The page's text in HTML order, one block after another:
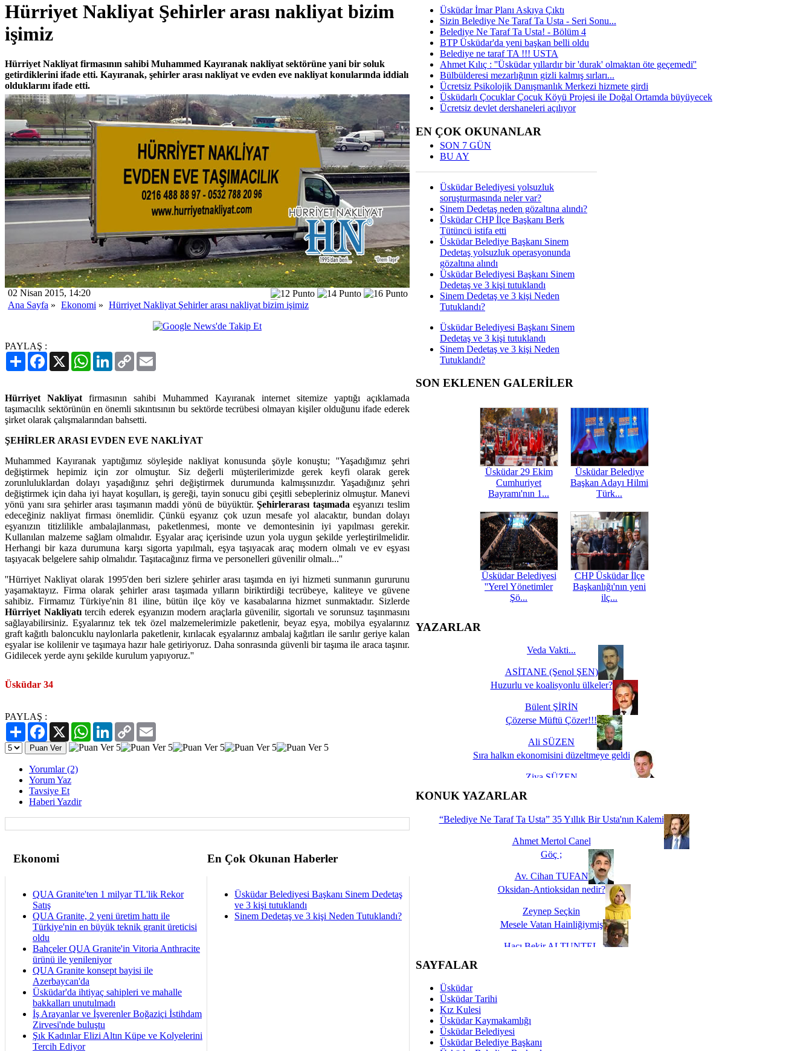
Hürriyet Nakliyat Şehirler arası nakliyat bizim
işimiz
Hürriyet Nakliyat firmasının sahibi Muhammed Kayıranak nakliyat sektörüne yani bir soluk
getirdiklerini ifade etti. Kayıranak, şehirler arası nakliyat ve evden eve nakliyat konularında iddialı
olduklarını ifade etti.
02 Nisan 2015, 14:20
Ana Sayfa » Ekonomi » Hürriyet Nakliyat Şehirler arası nakliyat bizim işimiz
PAYLAŞ :
PaylaşFacebook
X WhatsAppLinkedIn
Copy
Link
Hürriyet Nakliyat firmasının sahibi Muhammed Kayıranak internet sitemize yaptığı açıklamada
taşımacılık sektörünün en önemli sıkıntısının bu sektörde tecrübesi olmayan kişiler olduğunu ifade ederek
şirket olarak çalışmalarından bahsetti.
ŞEHİRLER ARASI EVDEN EVE NAKLİYAT
Muhammed Kayıranak yaptığımız söyleşide nakliyat konusunda şöyle konuştu; ''Yaşadığımız şehri
değiştirmek hepimiz için zor olmuştur. Siz değerli müşterilerimizde gerek keyfi olarak gerek
zorunluluklardan dolayı yaşadığınız şehri değiştirmek durumunda kalmışsınızdır. Yaşadığınız şehri
değiştirmek için daha iyi hayat koşulları, iş gereği, tayin sonucu gibi çeşitli sebepleriniz olmuştur. Manevi
yönü yanı sıra şehirler arası taşımanın maddi yönü de büyüktür.Şehirlerarası taşımada eşyanızı teslim
edeceğiniz nakliyat firması önemlidir. Çünkü eşyanız çok uzun mesafe yol alacaktır, bundan dolayı
eşyanızın titizlilikle ambalajlanması, paketlenmesi, monte ve demontesinin iyi yapılması gerekir.
Kullanılan malzeme sağlam olmalıdır. Eşyalar araç içerisinde uzun yola uygun şekilde yerleştirilmelidir.
Herhangi bir kaza durumuna karşı sigorta yapılmalı, eşya taşıyacak araç modern olmalı ve ev eşyası
taşıyacak belgelere sahip olmalıdır. Taşıtacağınız firma ve personelleri güvenilir olmalı...''
''Hürriyet Nakliyat olarak 1995'den beri sizlere şehirler arası taşımda en iyi hizmeti sunmanın gururunu
yaşamaktayız. Firma olarak şehirler arası taşımada yılların biriktirdiği tecrübeye, kaliteye ve güvene
sahibiz. Firmamız Türkiye'nin 81 iline, bütün ilçe köy ve kasabalarına hizmet sunmaktadır. Sizlerde
Hürriyet Nakliyatıtercih ederek eşyanızın modern araçlarla güvenilir, sigortalı ve sorunsuz taşınmasını
sağlayabilirsiniz. Eşyalarınız tek tek özel malzemelerimizle paketlenir, beyaz eşya, mobilya eşyalarınız
graft kağıtlı baloncuklu naylonlarla paketlenir, kırılacak eşyalarınız ambalaj kağıtları ile sarılır geriye kalan
eşyalar ise kolilenir ve taşımaya hazır hale getiriyoruz. Daha sonrasında güvenli bir taşıma ile araca taşınır.
Gidilecek yerde aynı şekilde kurulum yapıyoruz.''
Üsküdar 34
PAYLAŞ :
PaylaşFacebook
X WhatsAppLinkedIn
Copy
Link
Yorumlar (2)
Yorum Yaz
Tavsiye Et
Haberi Yazdir
Ekonomi En Çok Okunan Haberler
QUA Granite'ten 1 milyar TL'lik Rekor
Satış
QUA Granite, 2 yeni üretim hattı ile
Türkiye'nin en büyük teknik granit üreticisi
oldu
Bahçeler QUA Granite'in Vitoria Anthracite
ürünü ile yenileniyor
QUA Granite konsept bayisi ile
Azerbaycan'da
Üsküdar'da ihtiyaç sahipleri ve mahalle
bakkalları unutulmadı
İş Arayanlar ve İşverenler Boğaziçi İstihdam
Zirvesi'nde buluştu
Şık Kadınlar Elizi Altın Küpe ve Kolyelerini
Tercih Ediyor
Üsküdar Belediyesi Başkanı Sinem Dedetaş
ve 3 kişi tutuklandı
Sinem Dedetaş ve 3 kişi Neden Tutuklandı?
Üsküdar İmar Planı Askıya Çıktı
Sizin Belediye Ne Taraf Ta Usta - Seri Sonu...
Belediye Ne Taraf Ta Usta! - Bölüm 4
BTP Üsküdar'da yeni başkan belli oldu
Belediye ne taraf TA !!! USTA
Ahmet Kılıç : ''Üsküdar yıllardır bir 'durak' olmaktan öte geçemedi''
Bülbülderesi mezarlığının gizli kalmış sırları...
Ücretsiz Psikolojik Danışmanlık Merkezi hizmete girdi
Üsküdarlı Çocuklar Çocuk Köyü Projesi ile Doğal Ortamda büyüyecek
Ücretsiz devlet dershaneleri açılıyor
EN ÇOK OKUNANLAR
SON 7 GÜN
BU AY
Üsküdar Belediyesi yolsuzluk
soruşturmasında neler var?
Sinem Dedetaş neden gözaltına alındı?
Üsküdar CHP İlçe Başkanı Berk
Tütüncü istifa etti
Üsküdar Belediye Başkanı Sinem
Dedetaş yolsuzluk operasyonunda
gözaltına alındı
Üsküdar Belediyesi Başkanı Sinem
Dedetaş ve 3 kişi tutuklandı
Sinem Dedetaş ve 3 kişi Neden
Tutuklandı?
Üsküdar Belediyesi Başkanı Sinem
Dedetaş ve 3 kişi tutuklandı
Sinem Dedetaş ve 3 kişi Neden
Tutuklandı?
SON EKLENEN GALERİLER
Üsküdar 29 Ekim
Cumhuriyet
Bayramı'nın 1...
Üsküdar Belediye
Başkan Adayı Hilmi
Türk...
Üsküdar Belediyesi
''Yerel Yönetimler
Şö...
CHP Üsküdar İlçe
Başkanlığı'nın yeni
ilç...
YAZARLAR
Veda Vakti...
ASİTANE (Şenol ŞEN)
Huzurlu ve koalisyonlu ülkeler?
Bülent ŞİRİN
Çözerse Müftü Çözer!!!
Ali SÜZEN
Sıra halkın ekonomisini düzeltmeye geldi
Ziya SÜZEN
İşte Biz buyuz...
KONUK YAZARLAR
“Belediye Ne Taraf Ta Usta” 35 Yıllık Bir Usta'nın Kalemi
Ahmet Mertol Canel
Göç ;
Av. Cihan TUFAN
Oksidan-Antioksidan nedir?
Zeynep Seçkin
Mesele Vatan Hainliğiymiş
Hacı Bekir ALTUNTEL
Dünya Fani, Ama Kısa Bir Süre De Olsa Burdayız
Savaş ŞENEL
Hukukun Adaleti Kalmadı Üstadım!
SAYFALAR
Üsküdar
Üsküdar Tarihi
Kız Kulesi
Üsküdar Kaymakamlığı
Üsküdar Belediyesi
Üsküdar Belediye Başkanı